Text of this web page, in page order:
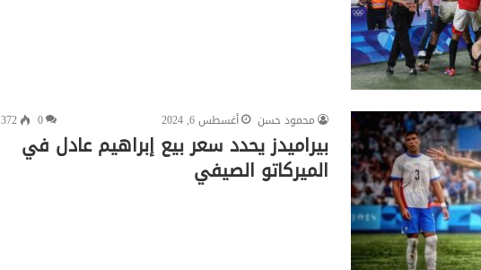
محمود حسن أغسطس 6, 2024 0
372
بيراميدز يحدد سعر بيع إبراهيم عادل في
الميركاتو الصيفي